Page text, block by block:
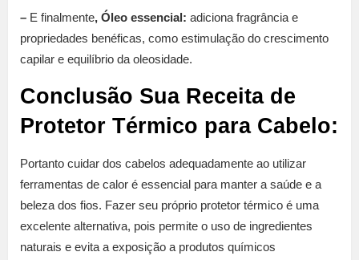
– E finalmente, Óleo essencial: adiciona fragrância e
propriedades benéficas, como estimulação do crescimento
capilar e equilíbrio da oleosidade.
Conclusão Sua Receita de
Protetor Térmico para Cabelo:
Portanto cuidar dos cabelos adequadamente ao utilizar
ferramentas de calor é essencial para manter a saúde e a
beleza dos fios. Fazer seu próprio protetor térmico é uma
excelente alternativa, pois permite o uso de ingredientes
naturais e evita a exposição a produtos químicos